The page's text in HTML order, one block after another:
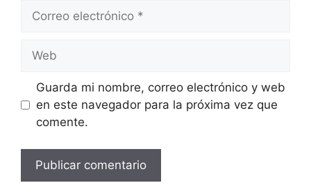
Correo
Web
Guarda mi nombre, correo electrónico y web
en este navegador para la próxima vez que
comente.